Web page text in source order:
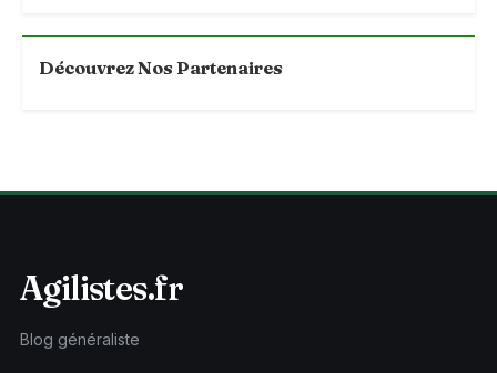
Découvrez Nos Partenaires
Agilistes.fr
Blog généraliste